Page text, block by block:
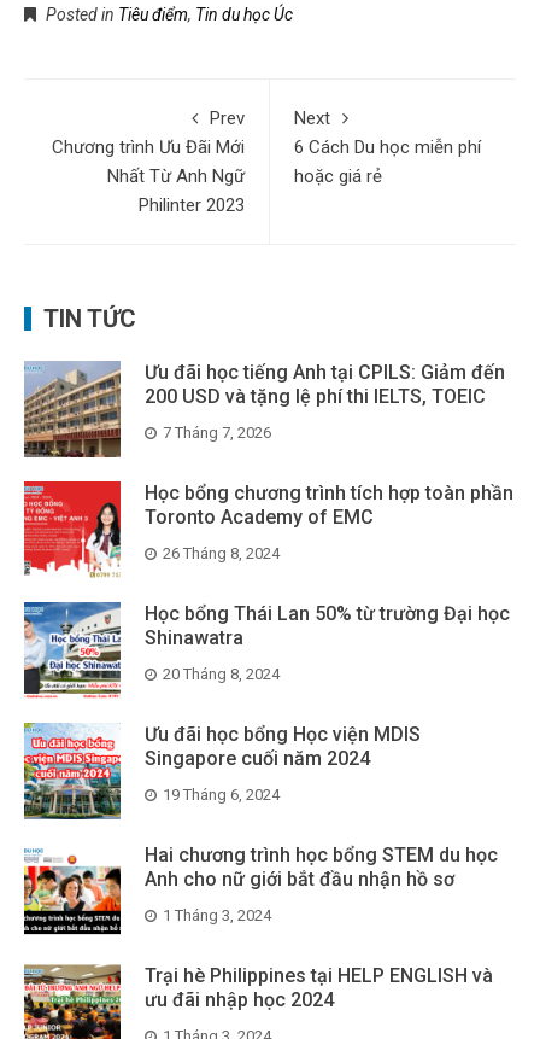
Posted in Tiêu điểm, Tin du học Úc
Prev
Chương trình Ưu Đãi Mới
Nhất Từ Anh Ngữ
Philinter 2023
Next
6 Cách Du học miễn phí
hoặc giá rẻ
TIN TỨC
Ưu đãi học tiếng Anh tại CPILS: Giảm đến
200 USD và tặng lệ phí thi IELTS, TOEIC
7 Tháng 7, 2026
Học bổng chương trình tích hợp toàn phần
Toronto Academy of EMC
26 Tháng 8, 2024
Học bổng Thái Lan 50% từ trường Đại học
Shinawatra
20 Tháng 8, 2024
Ưu đãi học bổng Học viện MDIS
Singapore cuối năm 2024
19 Tháng 6, 2024
Hai chương trình học bổng STEM du học
Anh cho nữ giới bắt đầu nhận hồ sơ
1 Tháng 3, 2024
Trại hè Philippines tại HELP ENGLISH và
ưu đãi nhập học 2024